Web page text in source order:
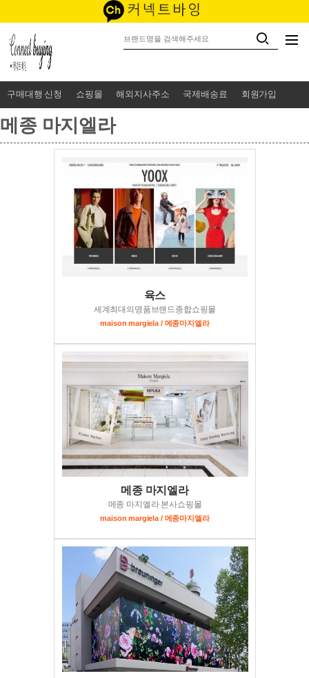
구매대행 신청 쇼핑몰 해외지사주소 국제배송료 회원가입
메종 마지엘라
육스
세계최대의명품브랜드종합쇼핑몰
maison margiela / 메종마지엘라
메종 마지엘라
메종 마지엘라 본사쇼핑몰
maison margiela / 메종마지엘라